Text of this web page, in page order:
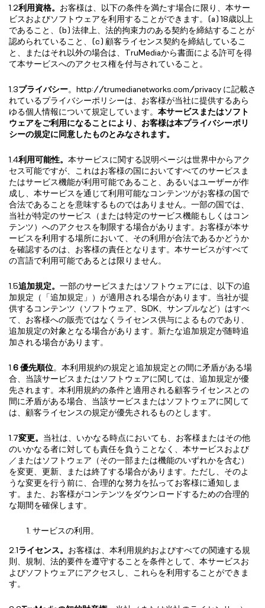
1.2利用資格。 お客様は、以下の条件を満たす場合に限り、本サー
ビスおよびソフトウェアを利用することができます。(a) 18歳以上
であること、(b) 法律上、法的拘束力のある契約を締結することが
認められていること、(c) 顧客ライセンス契約を締結しているこ
と、またはそれ以外の場合は、TruMediaから書面による許可を得
て本サービスへのアクセス権を付与されていること。
1.3プライバシー。http://trumedianetworks.com/privacy に記載さ
れているプライバシーポリシーは、お客様が当社に提供するあら
ゆる個人情報について規定しています。 本サービスまたはソフト
ウェアをご利用になることにより、お客様は本プライバシーポリ
シーの規定に同意したものとみなされます。
1.4利用可能性。 本サービスに関する説明ページは世界中からアク
セス可能ですが、これはお客様の国においてすべてのサービスま
たはサービス機能が利用可能であること、あるいはユーザーが作
成し、本サービスを通じて利用可能なコンテンツがお客様の国で
合法であることを意味するものではありません。一部の国では、
当社が特定のサービス（または特定のサービス機能もしくはコン
テンツ）へのアクセスを制限する場合があります。お客様が本サ
ービスを利用する場所において、その利用が合法であるかどうか
を確認するのは、お客様の責任となります。本サービスがすべて
の言語で利用可能であるとは限りません。
1.5追加規定。 一部のサービスまたはソフトウェアには、以下の追
加規定（「追加規定」）が適用される場合があります。当社が提
供するコンテンツ（ソフトウェア、SDK、サンプルなど）はすべ
て、お客様への販売ではなくライセンス供与によるものであり、
追加規定の対象となる場合があります。新たな追加規定が随時追
加される場合があります。
1. 6 優先順位。本利用規約の規定と追加規定との間に矛盾がある場
合、当該サービスまたはソフトウェアに関しては、追加規定が優
先されます。本利用規約の条件と適用される顧客ライセンスとの
間に矛盾がある場合、当該サービスまたはソフトウェアに関して
は、顧客ライセンスの規定が優先されるものとします。
1.7変更。 当社は、いかなる時点においても、お客様またはその他
のいかなる者に対しても責任を負うことなく、本サービスおよび
／またはソフトウェア（その一部または機能のいずれかを含む）
を変更、更新、または終了する場合があります。ただし、そのよ
うな変更を行う前に、合理的な努力を払ってお客様に通知しま
す。また、お客様がコンテンツをダウンロードするための合理的
な期間を確保します。
サービスの利用。
2.1ライセンス。 お客様は、本利用規約およびすべての関連する規
則、規制、法的要件を遵守することを条件として、本サービスお
よびソフトウェアにアクセスし、これらを利用することができま
す。